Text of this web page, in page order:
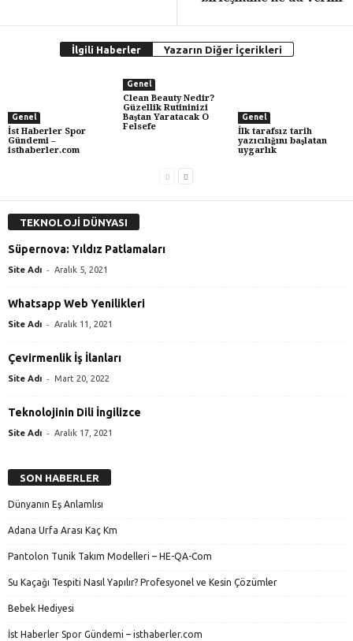
İlgili Haberler Yazarın Diğer İçerikleri
Genel
İst Haberler Spor
Gündemi –
isthaberler.com
Genel
Clean Beauty Nedir?
Güzellik Rutininizi
Baştan Yaratacak O
Felsefe
Genel
İlk tarafsız tarih
yazıcılığını başlatan
uygarlık
TEKNOLOJİ DÜNYASI
Süpernova: Yıldız Patlamaları
Site Adı - Aralık 5, 2021
Whatsapp Web Yenilikleri
Site Adı - Aralık 11, 2021
Çevirmenlik İş İlanları
Site Adı - Mart 20, 2022
Teknolojinin Dili İngilizce
Site Adı - Aralık 17, 2021
SON HABERLER
Dünyanın Eş Anlamlısı
Adana Urfa Arası Kaç Km
Pantolon Tunik Takım Modelleri – HE-QA-Com
Su Kaçağı Tespiti Nasıl Yapılır? Profesyonel ve Kesin Çözümler
Bebek Hediyesi
İst Haberler Spor Gündemi – isthaberler.com